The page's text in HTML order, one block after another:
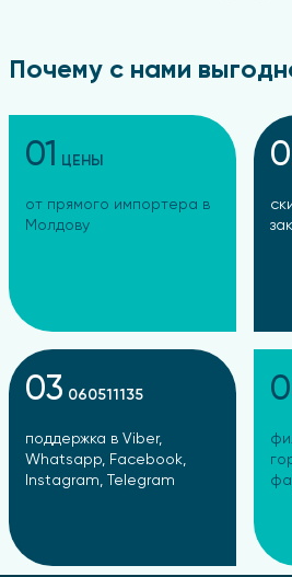
Почему с нами
01 ЦЕНЫ
от прямого импортера в
Молдову
03 060511135
поддержка в Viber,
Whatsapp, Facebook,
Instagram, Telegram